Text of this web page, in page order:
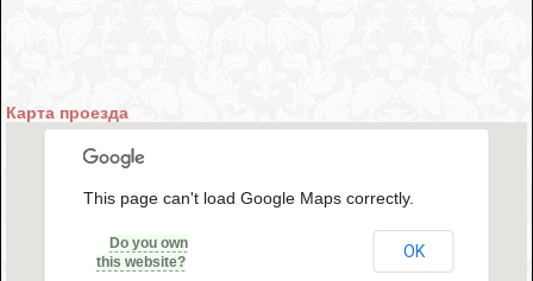
Карта проезда
This page can't load Google Maps correctly.
Do you own
this website?
OK